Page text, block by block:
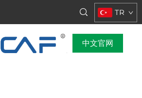
TR
中文官网